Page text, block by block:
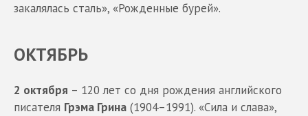
закалялась сталь», «Рожденные бурей».
ОКТЯБРЬ
2 октября – 120 лет со дня рождения английского
писателя Грэма Грина (1904–1991). «Сила и слава»,